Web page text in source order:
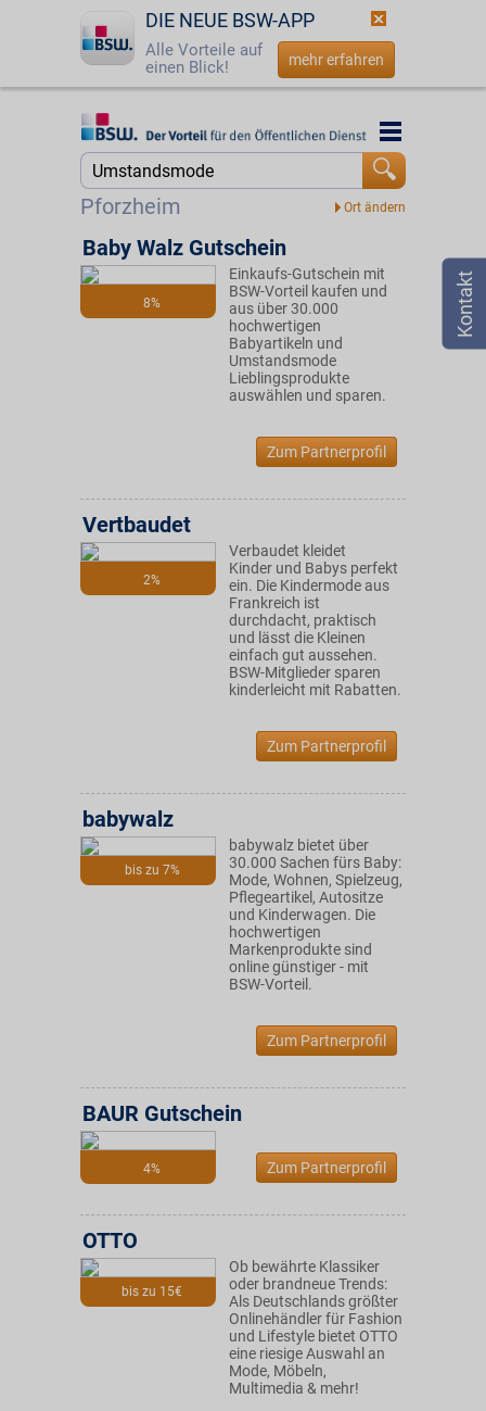
DIE NEUE BSW-APP
Alle Vorteile auf
einen Blick!
mehr erfahren
Startseite
Login
☎ 0800 - 279 25 82
Pforzheim
Startseite
8%
Baby Walz Gutschein
Einkaufs-Gutschein mit
BSW-Vorteil kaufen und
aus über 30.000
hochwertigen
Babyartikeln und
Umstandsmode
Lieblingsprodukte
auswählen und sparen.
Zum Partnerprofil
2%
Vertbaudet
Verbaudet kleidet
Kinder und Babys perfekt
ein. Die Kindermode aus
Frankreich ist
durchdacht, praktisch
und lässt die Kleinen
einfach gut aussehen.
BSW-Mitglieder sparen
kinderleicht mit Rabatten.
Zum Partnerprofil
bis zu 7%
babywalz
babywalz bietet über
30.000 Sachen fürs Baby:
Mode, Wohnen, Spielzeug,
Pflegeartikel, Autositze
und Kinderwagen. Die
hochwertigen
Markenprodukte sind
online günstiger - mit
BSW-Vorteil.
Zum Partnerprofil
4%
BAUR Gutschein
Zum Partnerprofil
bis zu 15€
OTTO
Ob bewährte Klassiker
oder brandneue Trends:
Als Deutschlands größter
Onlinehändler für Fashion
und Lifestyle bietet OTTO
eine riesige Auswahl an
Mode, Möbeln,
Multimedia & mehr!